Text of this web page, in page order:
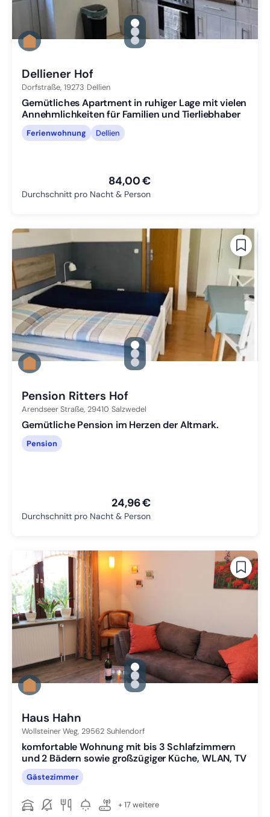
gallery.slide_selector
Zu Slide 1 wechseln
Zu Slide 2 wechseln
Zu Slide 3 wechseln
Delliener Hof
Dorfstraße, 19273 Dellien
Gemütliches Apartment in ruhiger Lage mit vielen
Annehmlichkeiten für Familien und Tierliebhaber
Ferienwohnung Dellien
84,00 €
Durchschnitt pro Nacht & Person
gallery.slide_selector
Zu Slide 1 wechseln
Zu Slide 2 wechseln
Zu Slide 3 wechseln
Pension Ritters Hof
Arendseer Straße, 29410 Salzwedel
Gemütliche Pension im Herzen der Altmark.
Pension
24,96 €
Durchschnitt pro Nacht & Person
gallery.slide_selector
Zu Slide 1 wechseln
Zu Slide 2 wechseln
Zu Slide 3 wechseln
Haus Hahn
Wollsteiner Weg, 29562 Suhlendorf
komfortable Wohnung mit bis 3 Schlafzimmern
und 2 Bädern sowie großzügiger Küche, WLAN, TV
Gästezimmer
+ 17 weitere